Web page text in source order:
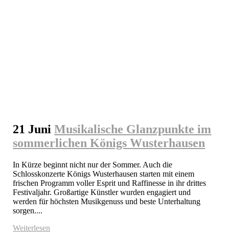
21 Juni Musikalische Glanzpunkte im
sommerlichen Königs Wusterhausen
In Kürze beginnt nicht nur der Sommer. Auch die
Schlosskonzerte Königs Wusterhausen starten mit einem
frischen Programm voller Esprit und Raffinesse in ihr drittes
Festivaljahr. Großartige Künstler wurden engagiert und
werden für höchsten Musikgenuss und beste Unterhaltung
sorgen....
Weiterlesen